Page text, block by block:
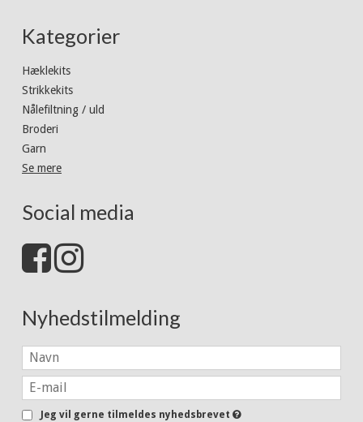
Kategorier
Hæklekits
Strikkekits
Nålefiltning / uld
Broderi
Garn
Se mere
Social media
Nyhedstilmelding
Jeg vil gerne tilmeldes nyhedsbrevet